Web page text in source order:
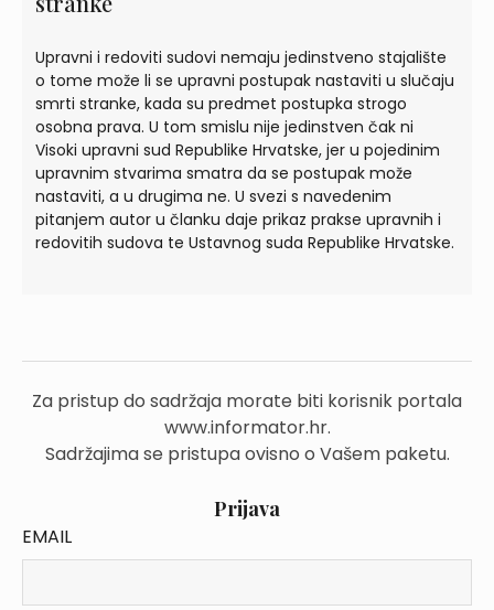
Upravni i redoviti sudovi nemaju jedinstveno stajalište
o tome može li se upravni postupak nastaviti u slučaju
smrti stranke, kada su predmet postupka strogo
osobna prava. U tom smislu nije jedinstven čak ni
Visoki upravni sud Republike Hrvatske, jer u pojedinim
upravnim stvarima smatra da se postupak može
nastaviti, a u drugima ne. U svezi s navedenim
pitanjem autor u članku daje prikaz prakse upravnih i
redovitih sudova te Ustavnog suda Republike Hrvatske.
Za pristup do sadržaja morate biti korisnik portala
www.informator.hr.
Sadržajima se pristupa ovisno o Vašem paketu.
Prijava
EMAIL